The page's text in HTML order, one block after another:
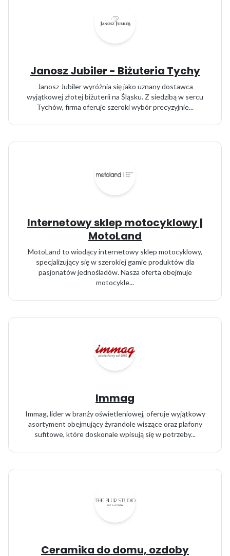
Janosz Jubiler - Biżuteria Tychy
Janosz Jubiler wyróżnia się jako uznany dostawca
wyjątkowej złotej biżuterii na Śląsku. Z siedzibą w sercu
Tychów, firma oferuje szeroki wybór precyzyjnie...
Internetowy sklep motocyklowy |
MotoLand
MotoLand to wiodący internetowy sklep motocyklowy,
specjalizujący się w szerokiej gamie produktów dla
pasjonatów jednośladów. Nasza oferta obejmuje
motocykle...
Immag
Immag, lider w branży oświetleniowej, oferuje wyjątkowy
asortyment obejmujący żyrandole wiszące oraz plafony
sufitowe, które doskonale wpisują się w potrzeby...
Ceramika do domu, ozdoby